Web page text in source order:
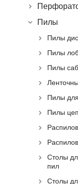
Пилы
Пилы
Пилы
Пилы
Пилы
Пилы
Столы
пил
Столы